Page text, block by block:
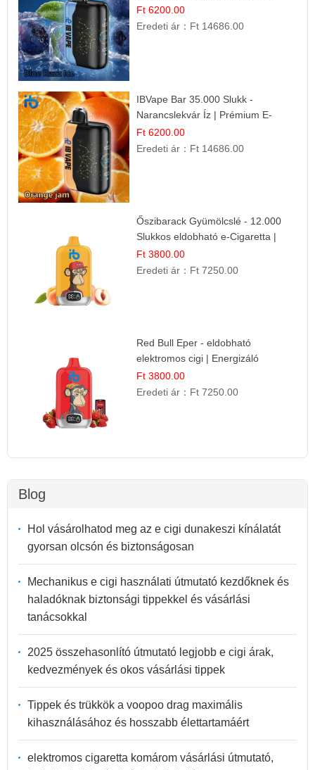
Ízélmény
Ft 6200.00
Eredeti ár： Ft 14686.00
IBVape Bar 35.000 Slukk -
Narancslekvár Íz | Prémium E-
cigaretta
Ft 6200.00
Eredeti ár： Ft 14686.00
Őszibarack Gyümölcslé - 12.000
Slukkos eldobható e-Cigaretta |
Friss Gyümölcs Íz
Ft 3800.00
Eredeti ár： Ft 7250.00
Red Bull Eper - eldobható
elektromos cigi | Energizáló
Gyümölcs Íz
Ft 3800.00
Eredeti ár： Ft 7250.00
Blog
Hol vásárolhatod meg az e cigi dunakeszi kínálatát
gyorsan olcsón és biztonságosan
Mechanikus e cigi használati útmutató kezdőknek és
haladóknak biztonsági tippekkel és vásárlási
tanácsokkal
2025 összehasonlító útmutató legjobb e cigi árak,
kedvezmények és okos vásárlási tippek
Tippek és trükkök a voopoo drag maximális
kihasználásához és hosszabb élettartamáért
elektromos cigaretta komárom vásárlási útmutató,